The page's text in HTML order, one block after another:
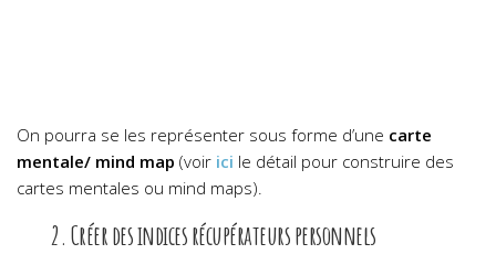
On pourra se les représenter sous forme d’une carte
mentale/ mind map (voir ici le détail pour construire des
cartes mentales ou mind maps).
2. Créer des indices récupérateurs personnels